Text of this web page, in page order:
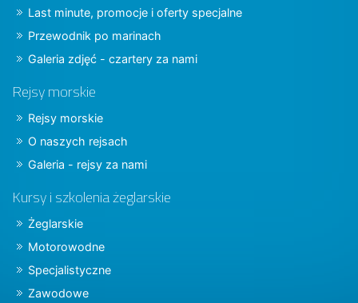
Last minute, promocje i oferty specjalne
Przewodnik po marinach
Galeria zdjęć - czartery za nami
Rejsy morskie
Rejsy morskie
O naszych rejsach
Galeria - rejsy za nami
Kursy i szkolenia żeglarskie
Żeglarskie
Motorowodne
Specjalistyczne
Zawodowe